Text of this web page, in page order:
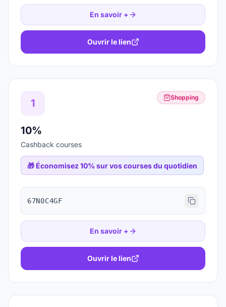
En savoir +
Ouvrir le lien
1 Shopping
10%
Cashback courses
🎁 Économisez 10% sur vos courses du quotidien
67N0C4GF
En savoir +
Ouvrir le lien